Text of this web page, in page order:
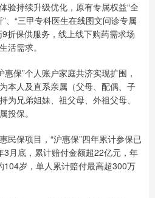
验持续升级优化，原有专属权益“全
、“三甲专科医生在线图文问诊专属
折保供服务，线上线下购药需求场
活需求。
保”个人账户家庭共济实现扩围，
本人及直系亲属（父母、配偶、子
为兄弟姐妹、祖父母、外祖父母、
投保。
民保项目，“沪惠保”四年累计参保已
月底，累计赔付金额超22亿元，年
岁，单人累计赔付最高超300万